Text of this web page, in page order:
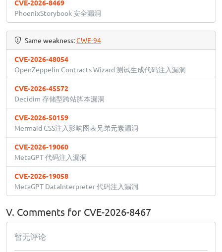
CVE-2026-8469
PhoenixStorybook 安全漏洞
Same weakness:CWE-94
CVE-2026-48054
OpenZeppelin Contracts Wizard 测试生成代码注入漏洞
CVE-2026-45572
Decidim 存储型跨站脚本漏洞
CVE-2026-50159
Mermaid CSS注入影响图表兄弟元素漏洞
CVE-2026-19060
MetaGPT 代码注入漏洞
CVE-2026-19058
MetaGPT DataInterpreter 代码注入漏洞
V. Comments for CVE-2026-8467
暂无评论